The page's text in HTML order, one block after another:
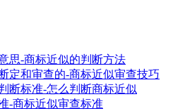
思-商标近似的判断方法
定和审查的-商标近似审查技巧
断标准-怎么判断商标近似
-商标近似审查标准